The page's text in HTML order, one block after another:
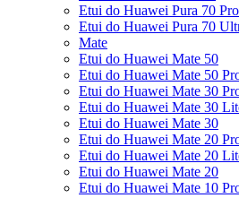
Etui do Huawei Pura 70
Etui do Huawei Pura 70
Mate
Etui do Huawei Mate 50
Etui do Huawei Mate 50
Etui do Huawei Mate 30
Etui do Huawei Mate 30
Etui do Huawei Mate 30
Etui do Huawei Mate 20
Etui do Huawei Mate 20
Etui do Huawei Mate 20
Etui do Huawei Mate 10